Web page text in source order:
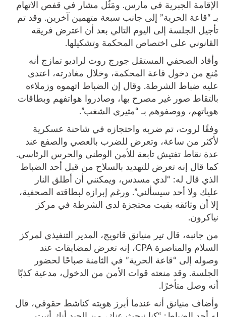
الإقامة الجبرية في مارس. ومَثُل مشار في قفص الاتهام
بـ “قاعة الحرية” إلى جانب سبعة متهمين آخرين. وقد تم
تأجيل الجلسة إلى اليوم التالي بعد أن اعترض فريقه
القانوني على اختصاص المحكمة وتشكيلها.
وأفاد الصحفي المستقل جورج روت لراديو تمازج أنه
مُنع من دخول قاعة المحكمة، وخلال مغادرته، اعتدى
عليه ضباط الشرطة. وقال إن الضباط اتهموه وزملاءه
بالتقاط صور غير مصرح بها، وصادروا هواتفهم وبطاقات
هوياتهم، ووصفوهم بـ “مثيري الشغب”.
وفقًا لروت، تم ضربه واحتجازه في شاحنة عسكرية
لأكثر من ساعة، وتعرض للضرب بالعصي والصفع عند
عدة نقاط تفتيش تابعة للأمن الوطني والحرس الرئاسي.
كما قال إنه تعرض للتهديد بالسلاح من قبل أحد الضباط
الذي قال له: “لدي مسدس، ويمكنني أن أطلق النار
عليك ولا أحد سيسألني”. ورغم إبرازه لبطاقته الصحفية،
إلا أن وثائقه بقيت محتجزة لدى الشرطة في مركز
نياكرون.
من جانبه، قال تير منيانق قاتويج، المدير التنفيذي لمركز
السلام والمناصرة CPA، إنه تعرض لمضايقات عند
وصوله إلى “قاعة الحرية” في الثامنة صباحًا لحضور
الجلسة. وقد منعته قوات الأمن من الدخول، مدعية كذبًا
أنه وصل متأخرًا.
وأضاف منيانق أنه عندما أبرز هويته كناشط حقوقي، قال